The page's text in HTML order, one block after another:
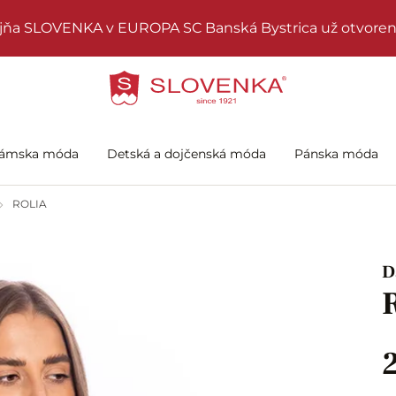
SLOVENKA v EUROPA SC Banská Bystrica už
móda Detská a dojčenská móda Pánska móda
ROLIA